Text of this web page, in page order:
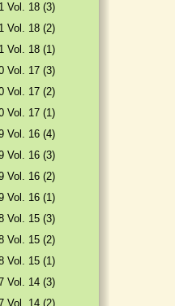
Vol. 18 (3)
Vol. 18 (2)
Vol. 18 (1)
Vol. 17 (3)
Vol. 17 (2)
Vol. 17 (1)
Vol. 16 (4)
Vol. 16 (3)
Vol. 16 (2)
Vol. 16 (1)
Vol. 15 (3)
Vol. 15 (2)
Vol. 15 (1)
Vol. 14 (3)
Vol. 14 (2)